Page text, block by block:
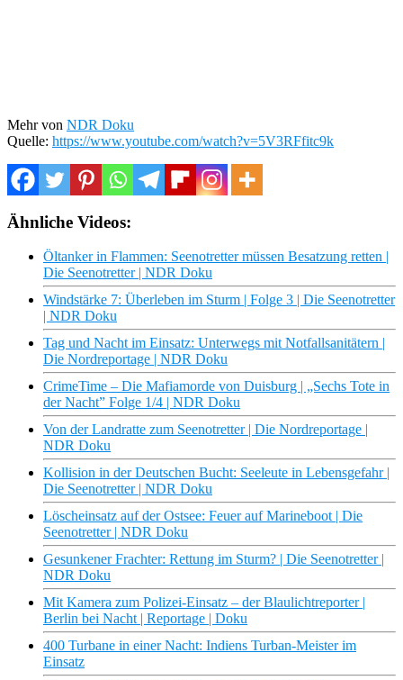
Mehr von NDR Doku
Quelle: https://www.youtube.com/watch?v=5V3RFfitc9k
Ähnliche Videos:
Öltanker in Flammen: Seenotretter müssen Besatzung retten |
Die Seenotretter | NDR Doku
Windstärke 7: Überleben im Sturm | Folge 3 | Die Seenotretter
| NDR Doku
Tag und Nacht im Einsatz: Unterwegs mit Notfallsanitätern |
Die Nordreportage | NDR Doku
CrimeTime – Die Mafiamorde von Duisburg | „Sechs Tote in
der Nacht” Folge 1/4 | NDR Doku
Von der Landratte zum Seenotretter | Die Nordreportage |
NDR Doku
Kollision in der Deutschen Bucht: Seeleute in Lebensgefahr |
Die Seenotretter | NDR Doku
Löscheinsatz auf der Ostsee: Feuer auf Marineboot | Die
Seenotretter | NDR Doku
Gesunkener Frachter: Rettung im Sturm? | Die Seenotretter |
NDR Doku
Mit Kamera zum Polizei-Einsatz – der Blaulichtreporter |
Berlin bei Nacht | Reportage | Doku
400 Turbane in einer Nacht: Indiens Turban-Meister im
Einsatz